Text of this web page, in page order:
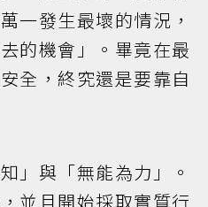
一發生最壞的情況，
的機會」。畢竟在最
全，終究還是要靠自
」與「無能為力」。
並且開始採取實質行